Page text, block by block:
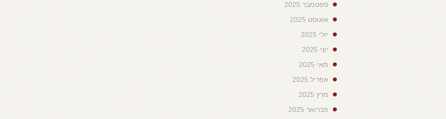
ספטמבר 2025
אוגוסט 2025
יולי 2025
יוני 2025
מאי 2025
אפריל 2025
מרץ 2025
פברואר 2025